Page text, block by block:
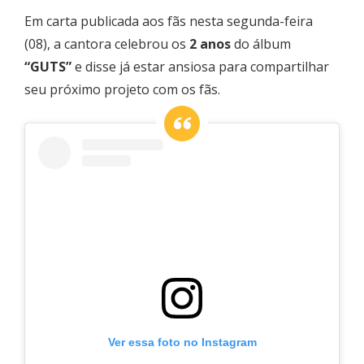
Em carta publicada aos fãs nesta segunda-feira
(08), a cantora celebrou os 2 anosdo álbum
“GUTS”e disse já estar ansiosa para compartilhar
seu próximo projeto com os fãs.
Ver essa foto no Instagram